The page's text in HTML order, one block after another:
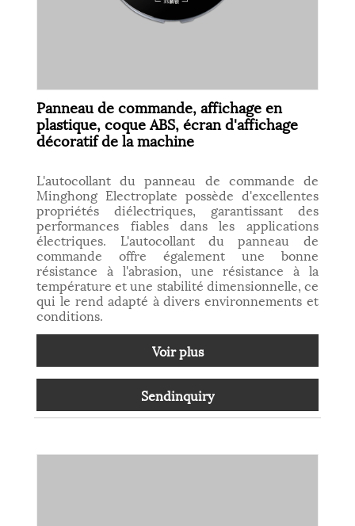
Panneau de commande, affichage en
plastique, coque ABS, écran d'affichage
décoratif de la machine
L'autocollant du panneau de commande de
Minghong Electroplate possède d'excellentes
propriétés diélectriques, garantissant des
performances fiables dans les applications
électriques. L'autocollant du panneau de
commande offre également une bonne
résistance à l'abrasion, une résistance à la
température et une stabilité dimensionnelle, ce
qui le rend adapté à divers environnements et
conditions.
Voir plus
Sendinquiry